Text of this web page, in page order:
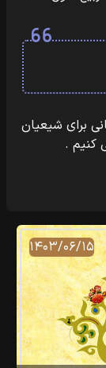
برای شیعیان
کنیم .
۱۴۰۳/۰۶/۱۵